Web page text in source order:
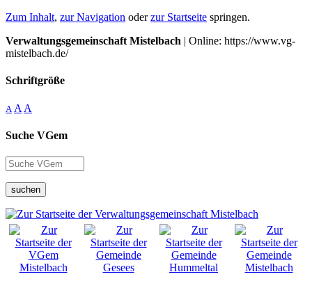
Zum Inhalt, zur Navigation oderzur Startseite springen.
Verwaltungsgemeinschaft Mistelbach | Online: https://www.vg-
mistelbach.de/
Schriftgröße
A A A
Suche VGem
suchen